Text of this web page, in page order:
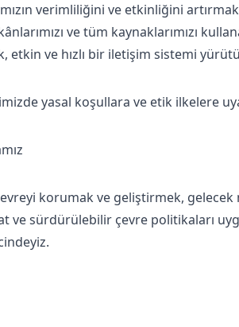
verimliliğini ve etkinliğini
ve tüm kaynaklarımızı
etkin ve hızlı bir iletişim sistemi
yasal koşullara ve etik ilkelere
çevreyi korumak ve geliştirmek,
ve sürdürülebilir çevre politikaları